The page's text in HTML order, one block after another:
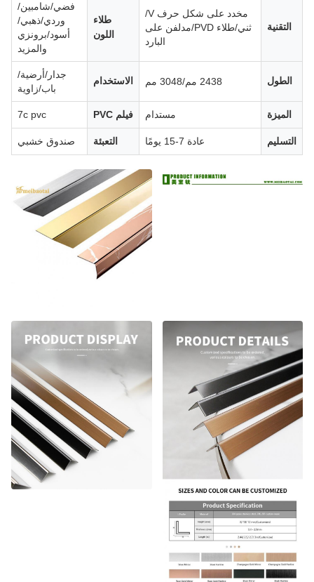
التقنية
مخدد على شكل حرف V/
ثني/طلاء PVD/مدلفن على
البارد
طلاء
اللون
فضي/شامبين/
وردي/ذهبي/
أسود/برونزي
والمزيد
الطول 2438 مم/3048 مم الاستخدام
جدار/أرضية/
باب/زاوية
الميزة مستدام فيلم PVC 7c pvc
التسليم عادة 7-15 يومًا التعبئة صندوق خشبي